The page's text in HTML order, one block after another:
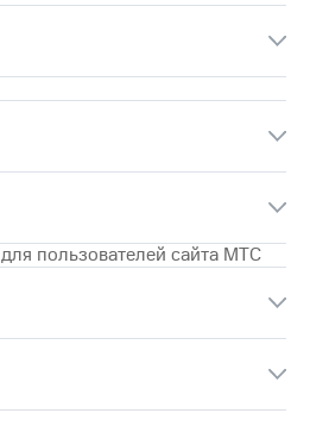
пользователей сайта МТС